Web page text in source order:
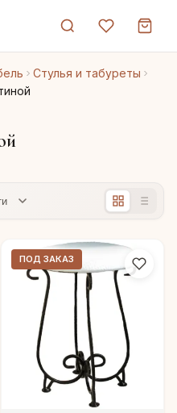
Стулья и табуреты
ПОД ЗАКАЗ